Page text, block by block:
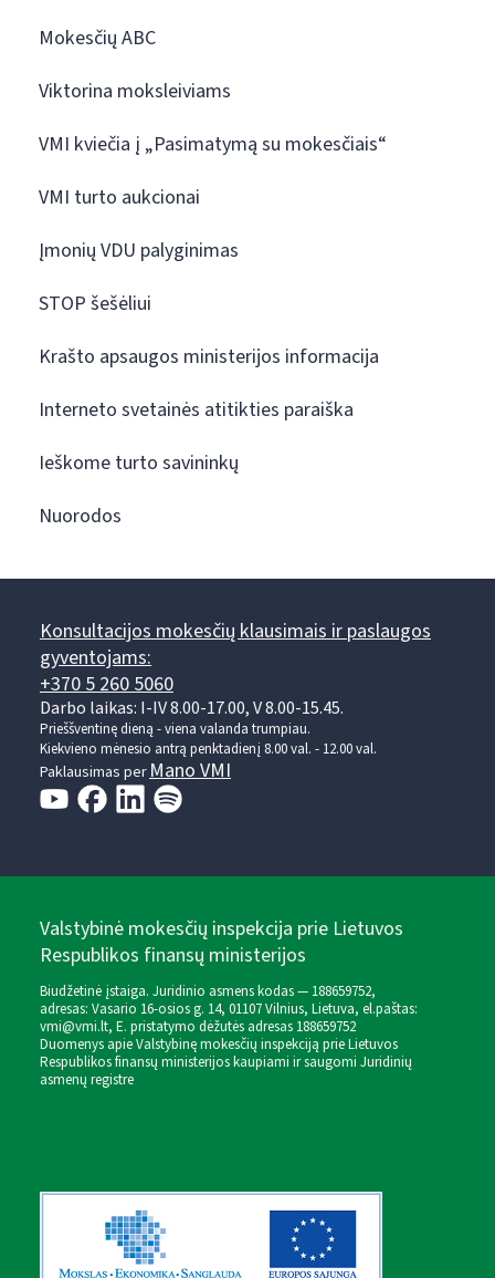
Mokesčių ABC
Viktorina moksleiviams
VMI kviečia į „Pasimatymą su mokesčiais“
VMI turto aukcionai
Įmonių VDU palyginimas
STOP šešėliui
Krašto apsaugos ministerijos informacija
Interneto svetainės atitikties paraiška
Ieškome turto savininkų
Nuorodos
Konsultacijos mokesčių klausimais ir paslaugos
gyventojams:
+370 5 260 5060
Darbo laikas: I-IV 8.00-17.00, V 8.00-15.45.
Prieššventinę dieną - viena valanda trumpiau.
Kiekvieno mėnesio antrą penktadienį 8.00 val. - 12.00 val.
Paklausimas per Mano VMI
Valstybinė mokesčių inspekcija prie Lietuvos
Respublikos finansų ministerijos
Biudžetinė įstaiga. Juridinio asmens kodas — 188659752,
adresas: Vasario 16-osios g. 14, 01107 Vilnius, Lietuva, el.paštas:
vmi@vmi.lt, E. pristatymo dėžutės adresas 188659752
Duomenys apie Valstybinę mokesčių inspekciją prie Lietuvos
Respublikos finansų ministerijos kaupiami ir saugomi Juridinių
asmenų registre